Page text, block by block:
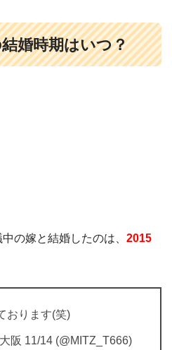
婚時期はいつ？
の嫁と結婚したのは、 2015
おります(笑)
阪 11/14 (@MITZ_T666)